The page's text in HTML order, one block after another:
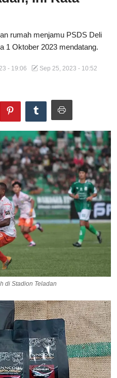
rumah menjamu PSDS Deli
1 Oktober 2023 mendatang.
- 19:06
Sep 25, 2023 - 10:52
di Stadion Teladan